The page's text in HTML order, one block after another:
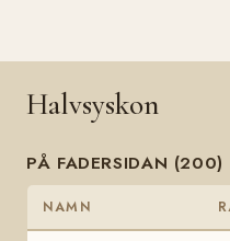
Halvsyskon
PÅ FADERSIDAN (200)
NAMN